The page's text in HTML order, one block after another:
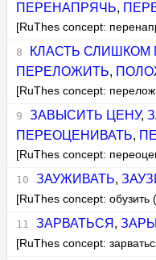
ПЕРЕНАПРЯЧЬ,
[RuThes concept:
КЛАСТЬ СЛИШКОМ
ПЕРЕЛОЖИТЬ,
[RuThes concept:
ЗАВЫСИТЬ ЦЕНУ,
ПЕРЕОЦЕНИВАТЬ,
[RuThes concept:
ЗАУЖИВАТЬ,
[RuThes concept: обузить
ЗАРВАТЬСЯ ,
[RuThes concept: